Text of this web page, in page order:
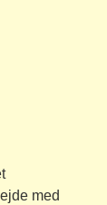
med